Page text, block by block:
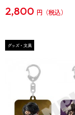
2,800 円